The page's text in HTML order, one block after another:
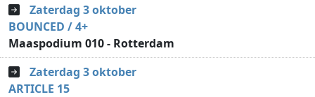
Zaterdag 3 oktober
BOUNCED / 4+
Maaspodium 010 - Rotterdam
Zaterdag 3 oktober
ARTICLE 15